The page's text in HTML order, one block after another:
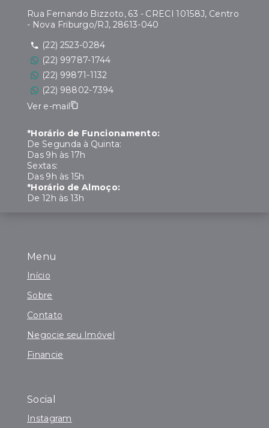
Menu
Início
Sobre
Contato
Negocie seu Imóvel
Financie
Social
Instagram
Rua Fernando Bizzoto, 63 - CRECI 10158J, Centro
- Nova Friburgo/RJ, 28613-040
(22) 2523-0284
(22) 99787-1744
(22) 99871-1132
(22) 98802-7394
Ver e-mail
*Horário de Funcionamento:
De Segunda à Quinta:
Das 9h às 17h
Sextas:
Das 9h às 15h
*Horário de Almoço:
De 12h às 13h